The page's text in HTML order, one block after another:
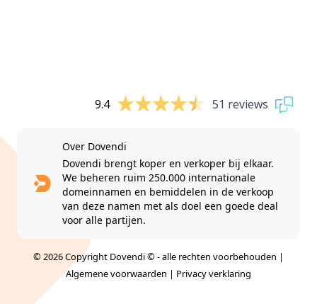
9.4 51 reviews
Over Dovendi
Dovendi brengt koper en verkoper bij elkaar.
We beheren ruim 250.000 internationale
domeinnamen en bemiddelen in de verkoop
van deze namen met als doel een goede deal
voor alle partijen.
© 2026 Copyright Dovendi © - alle rechten voorbehouden |
Algemene voorwaarden | Privacy verklaring